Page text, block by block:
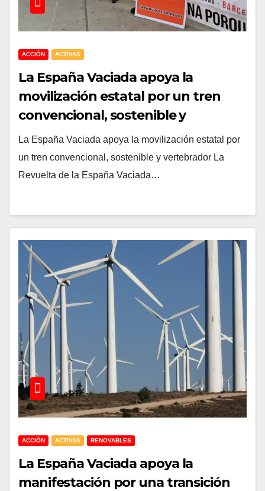
ACCIÓN ACTIVAS
La España Vaciada apoya la
movilización estatal por un tren
convencional, sostenible y
vertebrador
La España Vaciada apoya la movilización estatal por
un tren convencional, sostenible y vertebrador La
Revuelta de la España Vaciada…
ACCIÓN ACTIVAS RENOVABLES
La España Vaciada apoya la
manifestación por una transición